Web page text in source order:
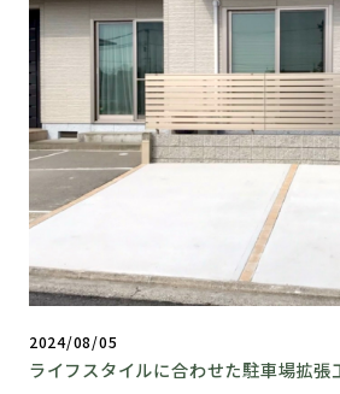
2024/08/05
ライフスタイルに合わせた駐車場拡張